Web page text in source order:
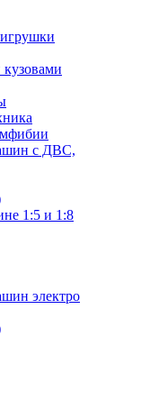
с ДВС,
1:5 и 1:8
электро